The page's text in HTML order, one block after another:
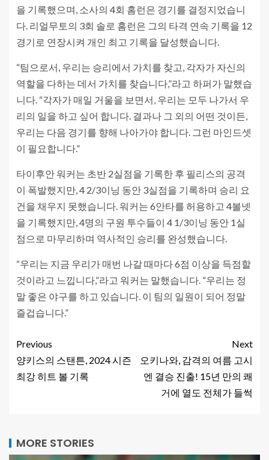
을 기록했으며, 소사의 4회 홈런은 경기를 결정지었습니
다. 리얼무토의 3회 솔로 홈런은 그의 타격 연속 기록을 12
경기로 연장시켜 개인 최고 기록을 달성했습니다.
“팀으로서, 우리는 승리에서 가치를 찾고, 각자가 자신의
역할을 다하는 데서 가치를 찾습니다,”라고 하퍼가 말했습
니다. “각자가 매일 거울을 보면서, 우리는 모두 나가서 우
리의 일을 하고 싶어 합니다. 결과나 그 외의 어떤 것이든,
우리는 다음 경기를 향해 나아가야 합니다. 그런 마인드셋
이 필요합니다.”
타이후안 워커는 초반 2실점을 기록한 후 필리스의 공격
이 폭발했지만, 4 2/3이닝 동안 3실점을 기록하며 승리 요
건을 채우지 못했습니다. 워커는 6안타를 허용하고 4볼넷
을 기록했지만, 4명의 구원 투수들이 4 1/3이닝 동안 1실
점으로 마무리하며 역사적인 승리를 완성했습니다.
“우리는 지금 우리가 매번 나갈 때마다 6점 이상을 득점할
것이라고 느낍니다,”라고 워커는 말했습니다. “우리는 정
말 좋은 야구를 하고 있습니다. 이 팀의 일원이 되어 정말
즐겁습니다.”
Previous
양키스의 스탠튼, 2024 시즌
최강 히트 볼 기록
Next
오키나와, 감격의 여름 고시
엔 결승 진출! 15년 만의 쾌
거에 열도 전체가 들썩
MORE STORIES